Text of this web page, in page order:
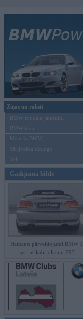
Ziņas un raksti
BMW modeļu jaunumi
BMW testi
Mēneša BMW
Sērijveida tūnings
Vel...
Gadījuma bilde
Hamann pārveidojumi BMW 3.
sērijas kabrioletam E93